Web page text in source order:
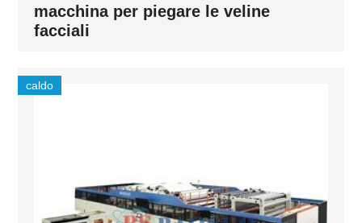
macchina per piegare le veline
facciali
caldo